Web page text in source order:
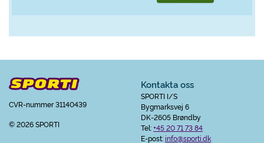
CVR-nummer 31140439
© 2026 SPORTI
Kontakta oss
SPORTI I/S
Bygmarksvej 6
DK-2605 Brøndby
Tel:+45 20 71 73 84
E-post:info@sporti.dk